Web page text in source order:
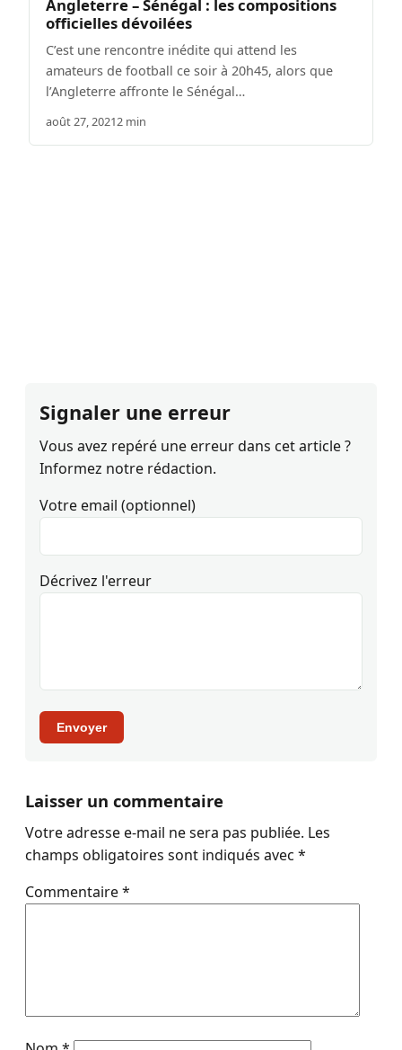
Angleterre – Sénégal : les compositions
officielles dévoilées
C’est une rencontre inédite qui attend les
amateurs de football ce soir à 20h45, alors que
l’Angleterre affronte le Sénégal…
août 27, 20212 min
Signaler une erreur
Vous avez repéré une erreur dans cet article ?
Informez notre rédaction.
Votre email (optionnel)
Décrivez l'erreur
Envoyer
Laisser un commentaire
Votre adresse e-mail ne sera pas publiée. Les
champs obligatoires sont indiqués avec *
Commentaire*